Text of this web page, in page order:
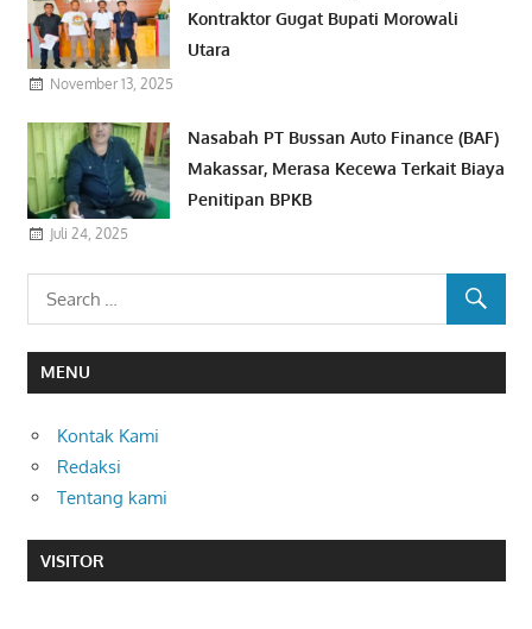
Kontraktor Gugat Bupati Morowali
Utara
November 13, 2025
Nasabah PT Bussan Auto Finance (BAF)
Makassar, Merasa Kecewa Terkait Biaya
Penitipan BPKB
Juli 24, 2025
MENU
Kontak Kami
Redaksi
Tentang kami
VISITOR